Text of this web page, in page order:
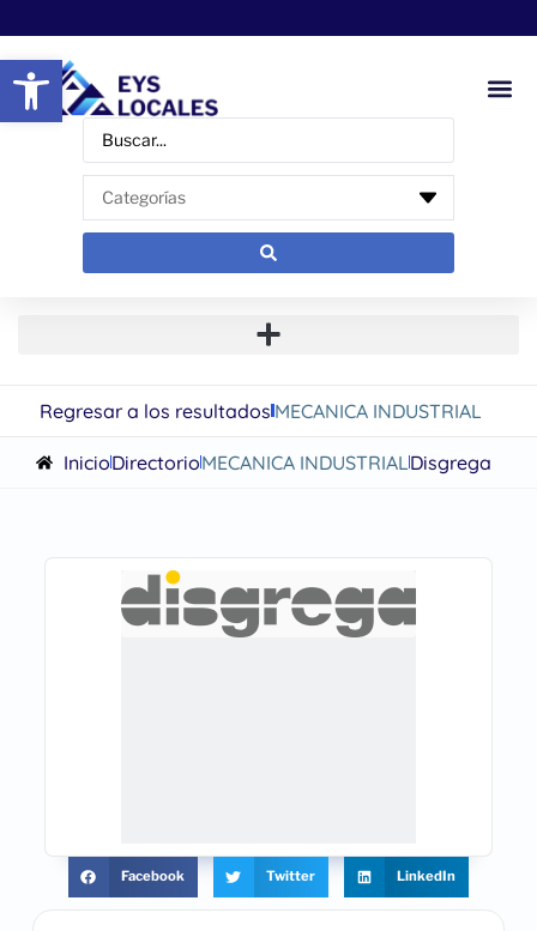
Abrir barra de herramientas
Regresar a los resultadosMECANICA INDUSTRIAL
InicioDirectorioMECANICA INDUSTRIALDisgrega
Facebook Twitter LinkedIn